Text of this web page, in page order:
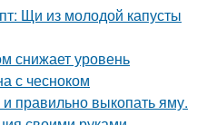
Щи из молодой капусты
снижает уровень
с чесноком
правильно выкопать яму.